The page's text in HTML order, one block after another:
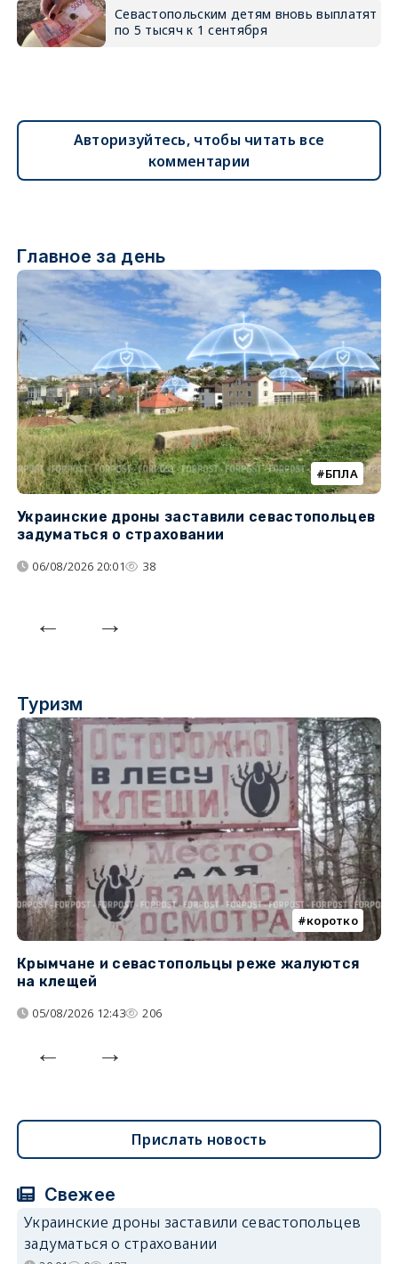
Севастопольским детям вновь выплатят
по 5 тысяч к 1 сентября
Авторизуйтесь, чтобы читать все
комментарии
Главное за день
БПЛА
Украинские дроны заставили севастопольцев
задуматься о страховании
06/08/2026 20:01 38
Туризм
коротко
Крымчане и севастопольцы реже жалуются
на клещей
05/08/2026 12:43 206
Прислать новость
Свежее
Украинские дроны заставили севастопольцев
задуматься о страховании